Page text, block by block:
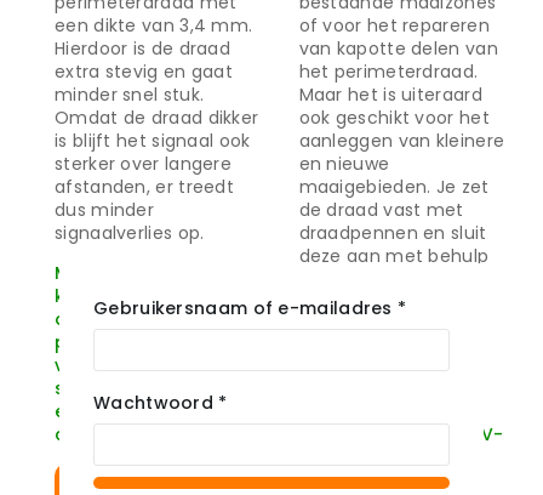
een dikte van 3,4 mm.
Hierdoor is de draad
extra stevig en gaat
minder snel stuk.
Omdat de draad dikker
is blijft het signaal ook
sterker over langere
afstanden, er treedt
dus minder
signaalverlies op.
Minimaliseer
knaagschade met
onze visolie vrije
perimeterdraad en
voorkom tevens
slijtage dankzij de UV-
en vochtwerende
coating.
Bekijk Product
of voor het repareren
van kapotte delen van
het perimeterdraad.
Maar het is uiteraard
ook geschikt voor het
aanleggen van kleinere
en nieuwe
maaigebieden. Je zet
de draad vast met
draadpennen en sluit
deze aan met behulp
Minimaliseer
onze visolie vrije
slijtage dankzij de UV-
coating.
Gebruikersnaam of e-mailadres *
Wachtwoord *